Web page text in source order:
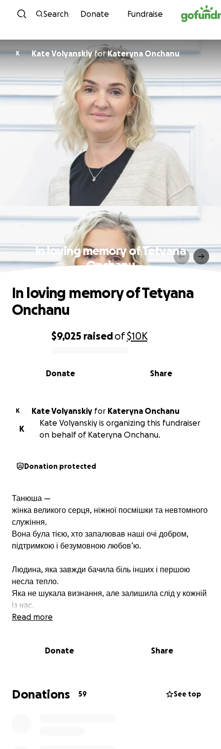
Skip to content
Search Donate Fundraise
K Kate VolyanskiyforKateryna Onchanu
In loving memory of Tetyana
Onchanu
0% complete
$9,025 raisedof$10K
Share
Donate
In loving memory of Tetyana
Onchanu
K Kate Volyanskiy for Kateryna Onchanu
K
Kate Volyanskiy is organizing this fundraiser
on behalf of Kateryna Onchanu.
Donation protected
Танюша —
жінка великого серця, ніжної посмішки та невтомного
служіння.
Вона була тією, хто запалював наші очі добром,
підтримкою і безумовною любов’ю.
Людина, яка завжди бачила біль інших і першою
несла тепло.
Яка не шукала визнання, але залишила слід у кожній
із нас.
Ми віримо, що сьогодні Танюша — в Божих обіймах,
ми знаємо: її шлях не закінчився.
Read more
Donate Share
Donations 59 See top